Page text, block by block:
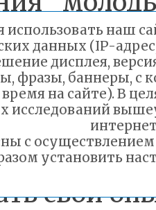
в
окружной
4 и 12,
17
свой
наш
данных (IP-
дисплея,
фразы, баннеры, с
на сайте). В
исследований
с
установить